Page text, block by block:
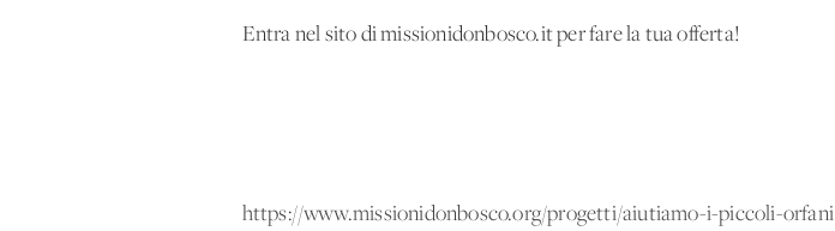
Entra nel sito di missionidonbosco.it per fare la tua offerta!
https://www.missionidonbosco.org/progetti/aiutiamo-i-piccoli-orfani